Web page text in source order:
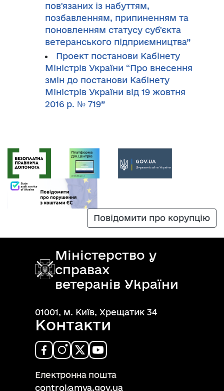
пов'язаних із набуттям,
позбавленням, припиненням та
поновленням статусу суб'єкта
ветеранського підприємництва”
Проект постанови Кабінету
Міністрів України “Про внесення
змін до постанови Кабінету
Міністрів України від 19 жовтня
2016 р. № 719”
Повідомити про корупцію
Міністерство у
справах
ветеранів України
01001, м. Київ, Хрещатик 34
Контакти
Електронна пошта
control@mva.gov.ua